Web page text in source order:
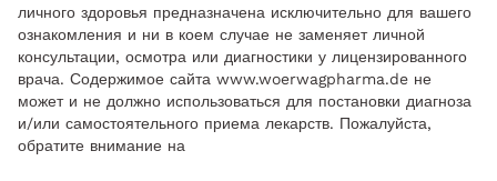
личного здоровья предназначена исключительно для вашего
ознакомления и ни в коем случае не заменяет личной
консультации, осмотра или диагностики у лицензированного
врача. Содержимое сайта www.woerwagpharma.de не
может и не должно использоваться для постановки диагноза
и/или самостоятельного приема лекарств. Пожалуйста,
обратите внимание на